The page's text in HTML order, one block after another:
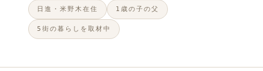
日進・米野木在住 1歳の子の父
5街の暮らしを取材中